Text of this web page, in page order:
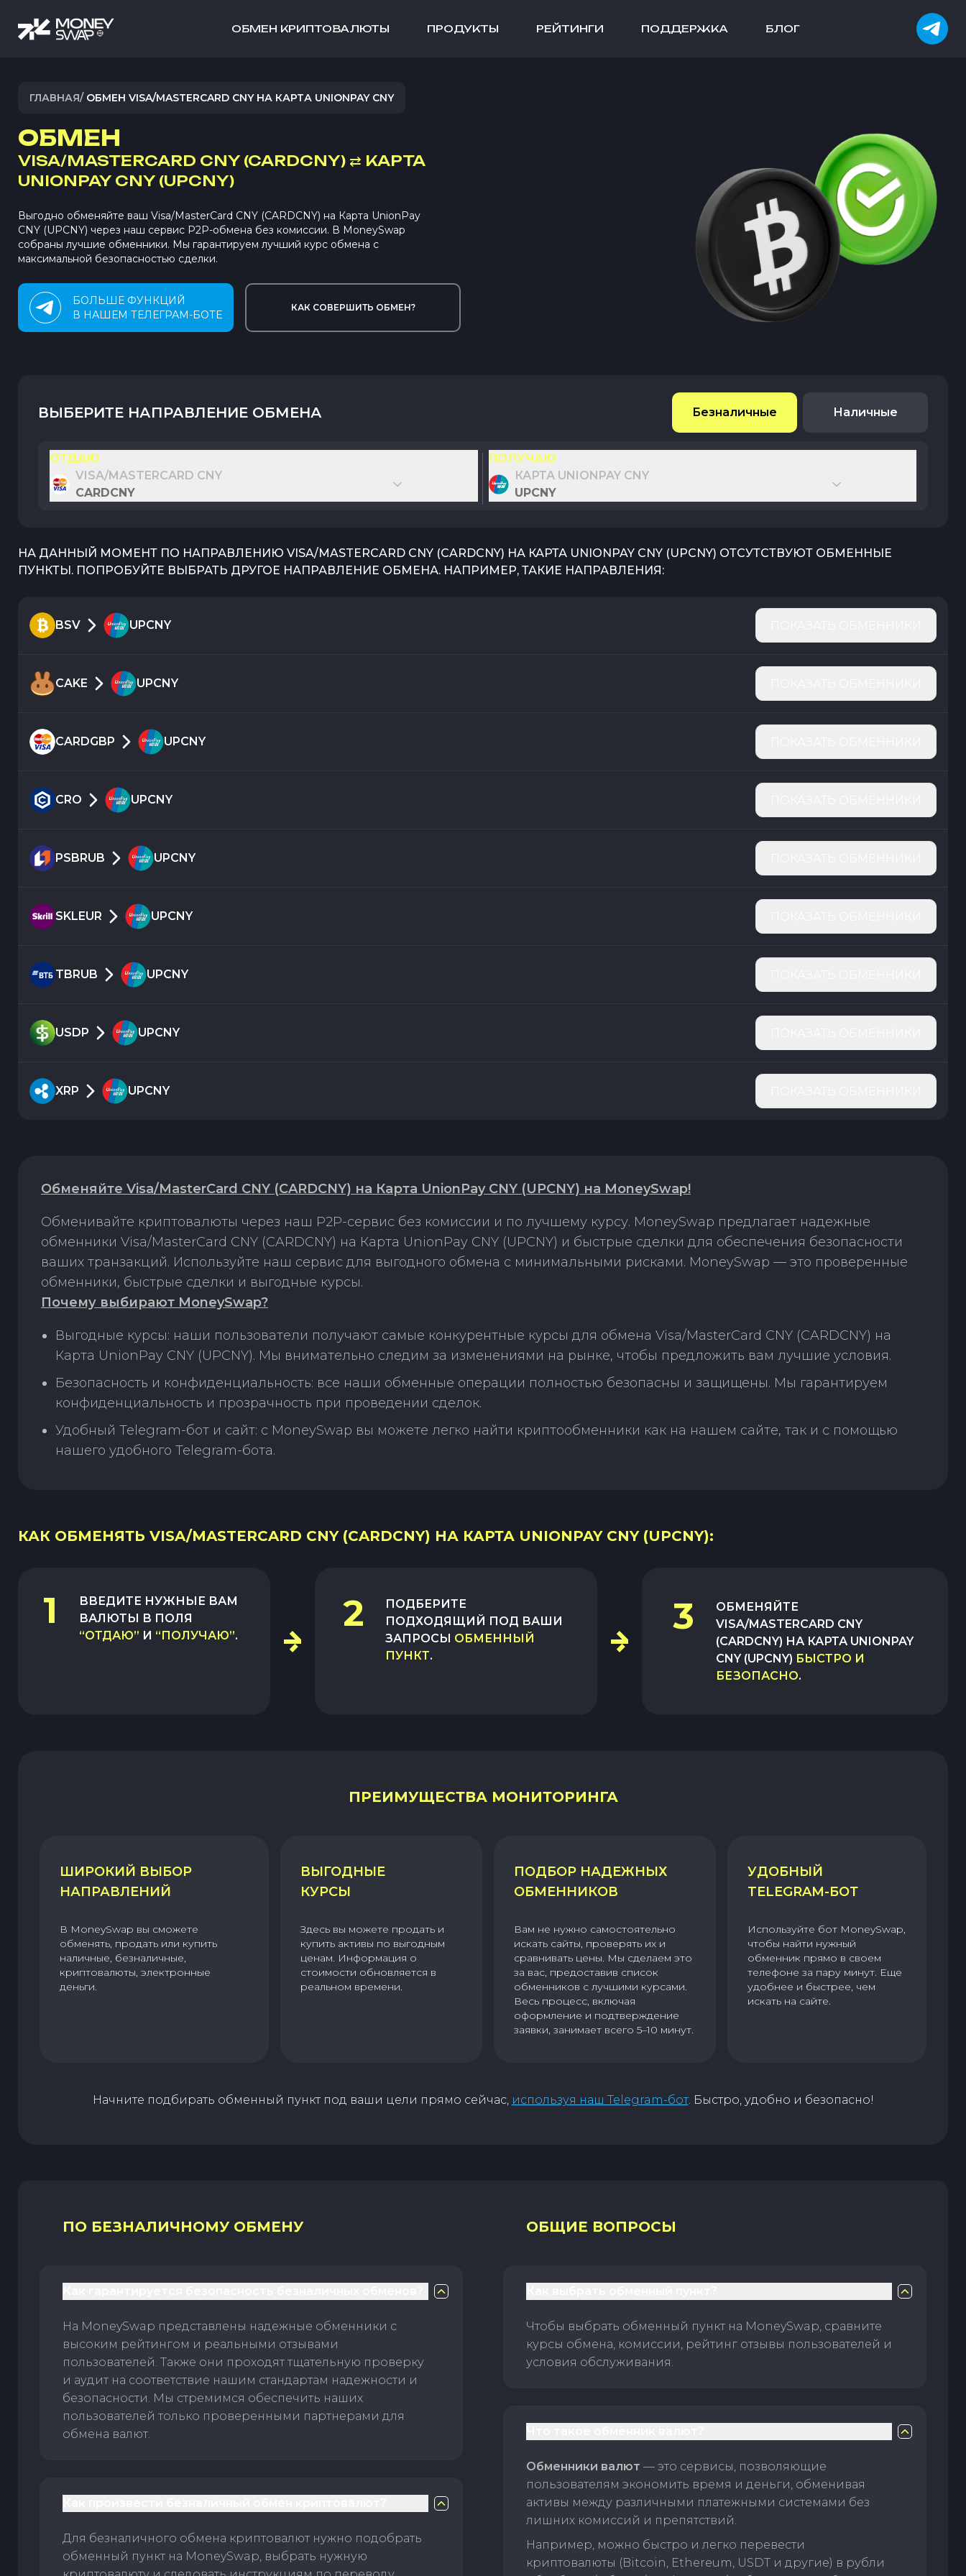
ОБМЕН КРИПТОВАЛЮТЫ ПРОДУКТЫ РЕЙТИНГИ ПОДДЕРЖКА БЛОГ
ГЛАВНАЯ/ ОБМЕН VISA/MASTERCARD CNY НА КАРТА UNIONPAY CNY
ОБМЕН
VISA/MASTERCARD CNY (CARDCNY) ⇄ КАРТА
UNIONPAY CNY (UPCNY)
Выгодно обменяйте ваш Visa/MasterCard CNY (CARDCNY) на Карта UnionPay
CNY (UPCNY) через наш сервис P2P-обмена без комиссии. В MoneySwap
собраны лучшие обменники. Мы гарантируем лучший курс обмена с
максимальной безопасностью сделки.
БОЛЬШЕ ФУНКЦИЙ
В НАШЕМ ТЕЛЕГРАМ-БОТЕ
КАК СОВЕРШИТЬ ОБМЕН?
ВЫБЕРИТЕ НАПРАВЛЕНИЕ ОБМЕНА Безналичные Наличные
ОТДАЮ
VISA/MASTERCARD CNY
CARDCNY
ПОЛУЧАЮ
КАРТА UNIONPAY CNY
UPCNY
НА ДАННЫЙ МОМЕНТ ПО НАПРАВЛЕНИЮ VISA/MASTERCARD CNY (CARDCNY) НА КАРТА UNIONPAY CNY (UPCNY) ОТСУТСТВУЮТ ОБМЕННЫЕ
ПУНКТЫ. ПОПРОБУЙТЕ ВЫБРАТЬ ДРУГОЕ НАПРАВЛЕНИЕ ОБМЕНА. НАПРИМЕР, ТАКИЕ НАПРАВЛЕНИЯ:
BSV UPCNY
CAKE UPCNY
CARDGBP UPCNY
CRO UPCNY
PSBRUB UPCNY
SKLEUR UPCNY
TBRUB UPCNY
USDP UPCNY
XRP UPCNY
Обменяйте Visa/MasterCard CNY (CARDCNY) на Карта UnionPay CNY (UPCNY) на MoneySwap!
Обменивайте криптовалюты через наш P2P-сервис без комиссии и по лучшему курсу. MoneySwap предлагает надежные
обменники Visa/MasterCard CNY (CARDCNY) на Карта UnionPay CNY (UPCNY) и быстрые сделки для обеспечения безопасности
ваших транзакций. Используйте наш сервис для выгодного обмена с минимальными рисками. MoneySwap — это проверенные
обменники, быстрые сделки и выгодные курсы.
Почему выбирают MoneySwap?
Выгодные курсы: наши пользователи получают самые конкурентные курсы для обмена Visa/MasterCard CNY (CARDCNY) на
Карта UnionPay CNY (UPCNY). Мы внимательно следим за изменениями на рынке, чтобы предложить вам лучшие условия.
Безопасность и конфиденциальность: все наши обменные операции полностью безопасны и защищены. Мы гарантируем
конфиденциальность и прозрачность при проведении сделок.
Удобный Telegram-бот и сайт: с MoneySwap вы можете легко найти криптообменники как на нашем сайте, так и с помощью
нашего удобного Telegram-бота.
КАК ОБМЕНЯТЬ VISA/MASTERCARD CNY (CARDCNY) НА КАРТА UNIONPAY CNY (UPCNY):
1
ВВЕДИТЕ НУЖНЫЕ ВАМ
ВАЛЮТЫ В ПОЛЯ
“ОТДАЮ” И “ПОЛУЧАЮ”.
2
ПОДБЕРИТЕ
ПОДХОДЯЩИЙ ПОД ВАШИ
ЗАПРОСЫ ОБМЕННЫЙ
ПУНКТ.
3
ОБМЕНЯЙТЕ
VISA/MASTERCARD CNY
(CARDCNY) НА КАРТА UNIONPAY
CNY (UPCNY) БЫСТРО И
БЕЗОПАСНО.
ПРЕИМУЩЕСТВА МОНИТОРИНГА
ШИРОКИЙ ВЫБОР
НАПРАВЛЕНИЙ
В MoneySwap вы сможете
обменять, продать или купить
наличные, безналичные,
криптовалюты, электронные
деньги.
ВЫГОДНЫЕ
КУРСЫ
Здесь вы можете продать и
купить активы по выгодным
ценам. Информация о
стоимости обновляется в
реальном времени.
ПОДБОР НАДЕЖНЫХ
ОБМЕННИКОВ
Вам не нужно самостоятельно
искать сайты, проверять их и
сравнивать цены. Мы сделаем это
за вас, предоставив список
обменников с лучшими курсами.
Весь процесс, включая
оформление и подтверждение
заявки, занимает всего 5–10 минут.
УДОБНЫЙ
TELEGRAM-БОТ
Используйте бот MoneySwap,
чтобы найти нужный
обменник прямо в своем
телефоне за пару минут. Еще
удобнее и быстрее, чем
искать на сайте.
Начните подбирать обменный пункт под ваши цели прямо сейчас, используя наш Telegram-бот. Быстро, удобно и безопасно!
ПО БЕЗНАЛИЧНОМУ ОБМЕНУ
На MoneySwap представлены надежные обменники с
высоким рейтингом и реальными отзывами
пользователей. Также они проходят тщательную проверку
и аудит на соответствие нашим стандартам надежности и
безопасности. Мы стремимся обеспечить наших
пользователей только проверенными партнерами для
обмена валют.
Для безналичного обмена криптовалют нужно подобрать
обменный пункт на MoneySwap, выбрать нужную
ОБЩИЕ ВОПРОСЫ
Чтобы выбрать обменный пункт на MoneySwap, сравните
курсы обмена, комиссии, рейтинг отзывы пользователей и
условия обслуживания.
Обменники валют — это сервисы, позволяющие
пользователям экономить время и деньги, обменивая
активы между различными платежными системами без
лишних комиссий и препятствий.
Например, можно быстро и легко перевести
криптовалюты (Bitcoin, Ethereum, USDT и другие) в рубли